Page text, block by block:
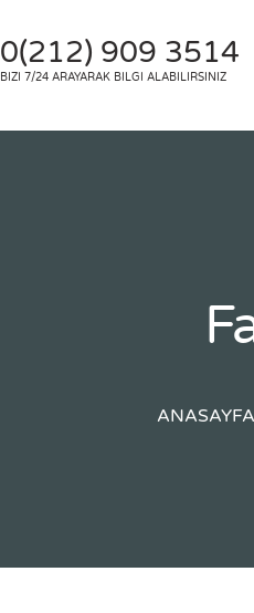
0(212) 909 3514
BIZI 7/24 ARAYARAK BILGI ALABILIRSINIZ
ANASAYFA